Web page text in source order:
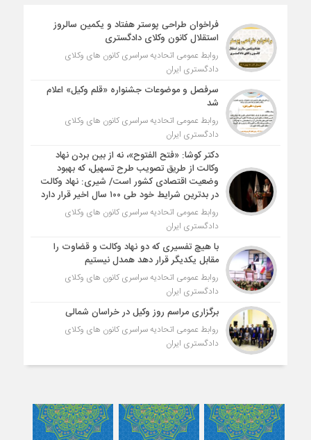
فراخوان طراحی پوستر هفتاد و یکمین سالروز
استقلال کانون وکلای دادگستری
روابط عمومی اتحادیه سراسری کانون های وکلای
دادگستری ایران
سرفصل و موضوعات جشنواره «قلم وکیل» اعلام
شد
روابط عمومی اتحادیه سراسری کانون های وکلای
دادگستری ایران
دکتر کوشا: «فتح الفتوح»، نه از بین بردن نهاد
وکالت از طریق تصویب طرح تسهیل، که بهبود
وضعیت اقتصادی کشور است/ شیری: نهاد وکالت
در بدترین شرایط خود طی ۱۰۰ سال اخیر قرار دارد
روابط عمومی اتحادیه سراسری کانون های وکلای
دادگستری ایران
با هیچ تفسیری که دو نهاد وکالت و قضاوت را
مقابل یکدیگر قرار دهد همدل نیستیم
روابط عمومی اتحادیه سراسری کانون های وکلای
دادگستری ایران
برگزاری مراسم روز وکیل در خراسان شمالی
روابط عمومی اتحادیه سراسری کانون های وکلای
دادگستری ایران